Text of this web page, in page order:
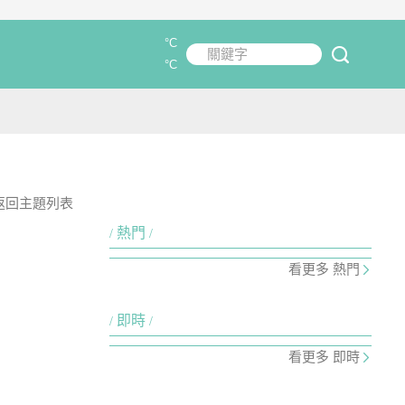
關鍵字
°C
°C
回主題列表
熱門
看更多 熱門
即時
看更多 即時